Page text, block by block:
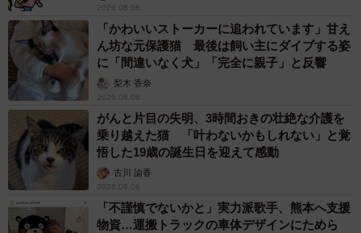
2026.08.06
「かわいいストーカーに追われています」甘え
ん坊な元保護猫 最後は飼い主にダイブする姿
に「間違いなく犬」「完全に親子」と反響
梨木 香奈
2026.08.06
がんと片目の失明、3時間おきの壮絶な介護を
乗り越えた猫 「叶わないかもしれない」と覚
悟した19歳の誕生日を迎えて感動
古川 諭香
2026.08.06
「不謹慎でないかと」実力派歌手、熊本へ支援
物資…運搬トラックの車体デザインにためら